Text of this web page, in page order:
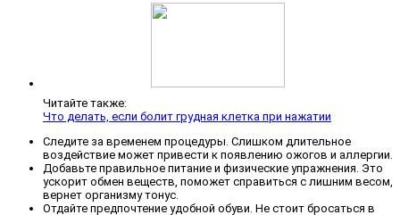
Читайте также:
Что делать, если болит грудная клетка при нажатии
Следите за временем процедуры. Слишком длительное
воздействие может привести к появлению ожогов и аллергии.
Добавьте правильное питание и физические упражнения. Это
ускорит обмен веществ, поможет справиться с лишним весом,
вернет организму тонус.
Отдайте предпочтение удобной обуви. Не стоит бросаться в